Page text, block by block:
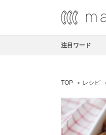
注目ワード
TOP レシピ